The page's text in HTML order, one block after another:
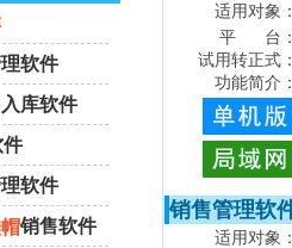
软件
库软件
件
软件
销售软件
适用对象：
平 台：
试用转正式：
功能简介：
销售管理软
适用对象：